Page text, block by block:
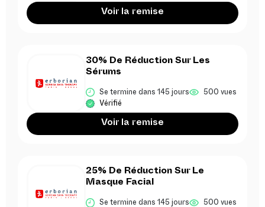
Voir la remise
30% De Réduction Sur Les
Sérums
Se termine dans 145 jours 500 vues
Vérifié
Voir la remise
25% De Réduction Sur Le
Masque Facial
Se termine dans 145 jours 500 vues